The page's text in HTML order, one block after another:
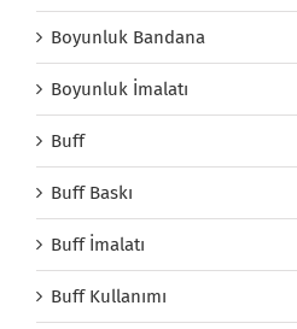
Boyunluk Bandana
Boyunluk İmalatı
Buff
Buff Baskı
Buff İmalatı
Buff Kullanımı